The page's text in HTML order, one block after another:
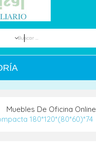
Muebles De Oficina Online
180*120*(80*60)*74